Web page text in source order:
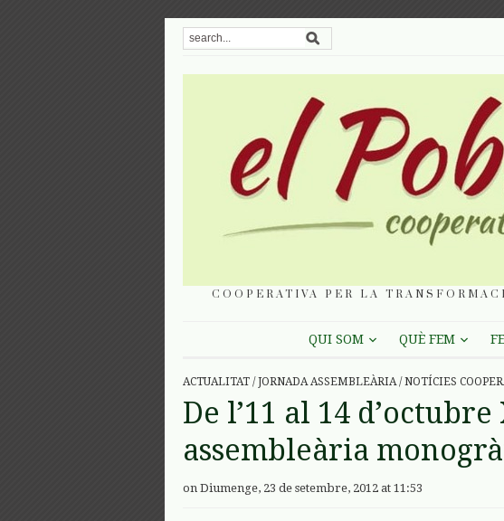
COOPERATIVA PER LA
QUI SOM QUÈ FEM
ACTUALITAT / JORNADA ASSEMBLEÀRIA/ NOTÍCIES
De l’11 al 14
assembleària
on Diumenge, 23 de setembre, 2012 at 11:53